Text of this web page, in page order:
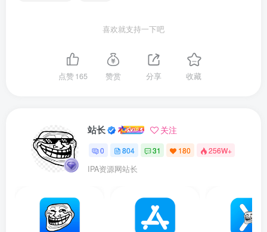
喜欢就支持一下吧
点赞165 赞赏 分享 收藏
站长 关注
0 804 31 180 256W+
IPA资源网站长